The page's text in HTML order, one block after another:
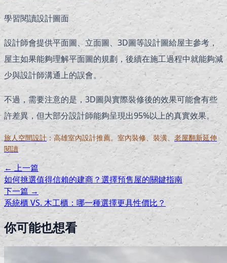
學習閱讀設計圖面
設計師會提供平面圖、立面圖、3D圖等設計圖給屋主參考，
屋主如果能夠理解平面圖的規劃，後續在施工過程中就能夠減
少與設計師溝通上的誤會。
不過，需要注意的是，3D圖與實際裝修後的效果可能會有些
許差異，但大部分設計師能夠呈現出95%以上的真實效果。
旅人空間設計 ：高雄室內設計推薦。室內裝修、裝潢、 老屋翻新延伸
閱讀
← 上一篇
如何挑選值得信賴的建商？選擇預售屋的關鍵指南
下一篇 →
系統櫃 VS. 木工櫃：哪一種選擇更具性價比？
你可能也想看